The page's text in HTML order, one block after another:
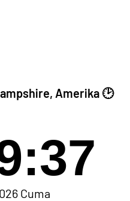
Amerika 🕑
Cuma